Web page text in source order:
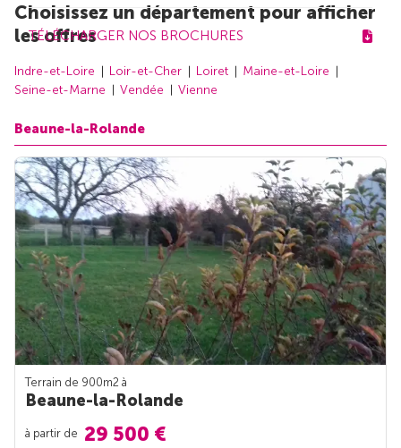
TÉLÉCHARGER NOS BROCHURES
Choisissez un département pour afficher
les offres
Indre-et-Loire Loir-et-Cher Loiret
Maine-et-Loire
Seine-et-Marne
Vendée Vienne
Beaune-la-Rolande
Terrain de 900m2 à
Beaune-la-Rolande
à partir de 29 500 €